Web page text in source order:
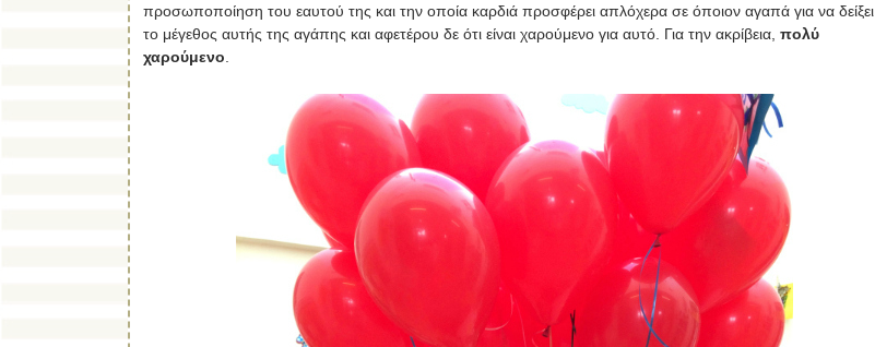
προσωποποίηση του εαυτού της και την οποία καρδιά προσφέρει απλόχερα σε όποιον αγαπά για να δείξει
το μέγεθος αυτής της αγάπης και αφετέρου δε ότι είναι χαρούμενο για αυτό. Για την ακρίβεια, πολύ
χαρούμενο